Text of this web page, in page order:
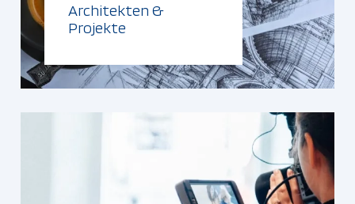
Architekten &
Projekte
Weiterlesen